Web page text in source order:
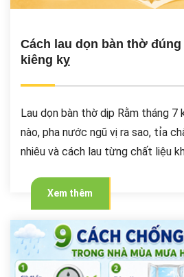
Cách lau dọn bàn thờ
kiêng kỵ
Lau dọn bàn thờ dịp Rằm tháng 7
nào, pha nước ngũ vị ra sao, tỉa
nhiêu và cách lau từng chất liệu
Xem thêm